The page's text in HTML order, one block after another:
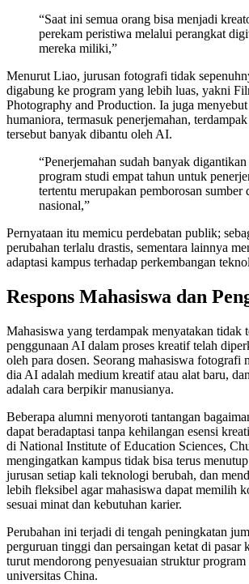
“Saat ini semua orang bisa menjadi
perekam peristiwa melalui perangkat
mereka miliki,”
Menurut Liao, jurusan fotografi tidak
digabung ke program yang lebih luas, yakni
Photography and Production. Ia juga
humaniora, termasuk penerjemahan,
tersebut banyak dibantu oleh AI.
“Penerjemahan sudah banyak
program studi empat tahun untuk
tertentu merupakan pemborosan sumber
nasional,”
Pernyataan itu memicu perdebatan publik;
perubahan terlalu drastis, sementara lainnya
adaptasi kampus terhadap perkembangan
Respons Mahasiswa dan
Mahasiswa yang terdampak menyatakan tidak
penggunaan AI dalam proses kreatif telah
oleh para dosen. Seorang mahasiswa fotografi
dia AI adalah medium kreatif atau alat baru,
adalah cara berpikir manusianya.
Beberapa alumni menyoroti tantangan
dapat beradaptasi tanpa kehilangan esensi
di National Institute of Education Sciences,
mengingatkan kampus tidak bisa terus
jurusan setiap kali teknologi berubah, dan
lebih fleksibel agar mahasiswa dapat memilih
sesuai minat dan kebutuhan karier.
Perubahan ini terjadi di tengah peningkatan
perguruan tinggi dan persaingan ketat di
turut mendorong penyesuaian struktur
universitas China.